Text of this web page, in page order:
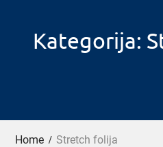
Kategorija:
Home Stretch folija